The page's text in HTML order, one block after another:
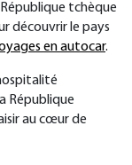
tchèque
découvrir le pays
en autocar.
République
au cœur de